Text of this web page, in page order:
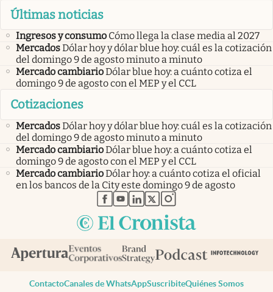
Últimas noticias
Ingresos y consumo Cómo llega la clase media al 2027
MercadosDólar hoy y dólar blue hoy: cuál es la cotización
del domingo 9 de agosto minuto a minuto
Mercado cambiarioDólar blue hoy: a cuánto cotiza el
domingo 9 de agosto con el MEP y el CCL
Cotizaciones
MercadosDólar hoy y dólar blue hoy: cuál es la cotización
del domingo 9 de agosto minuto a minuto
Mercado cambiarioDólar blue hoy: a cuánto cotiza el
domingo 9 de agosto con el MEP y el CCL
Mercado cambiarioDólar hoy: a cuánto cotiza el oficial
en los bancos de la City este domingo 9 de agosto
abre en nueva pestaña
abre en nueva pestaña
abre en nueva pestaña
abre en nueva pestaña
abre en nueva pestaña
ContactoCanales de WhatsAppSuscribiteQuiénes Somos